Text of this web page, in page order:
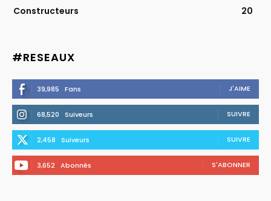
Constructeurs
20
#RESEAUX
39,985 Fans J'AIME
68,520 Suiveurs SUIVRE
2,458 Suiveurs SUIVRE
3,652 Abonnés S'ABONNER